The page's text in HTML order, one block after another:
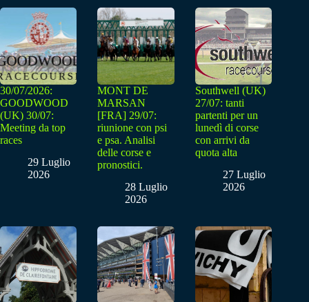
30/07/2026:
GOODWOOD
(UK) 30/07:
Meeting da top
races
29 Luglio
2026
MONT DE
MARSAN
[FRA] 29/07:
riunione con psi
e psa. Analisi
delle corse e
pronostici.
28 Luglio
2026
Southwell (UK)
27/07: tanti
partenti per un
lunedì di corse
con arrivi da
quota alta
27 Luglio
2026